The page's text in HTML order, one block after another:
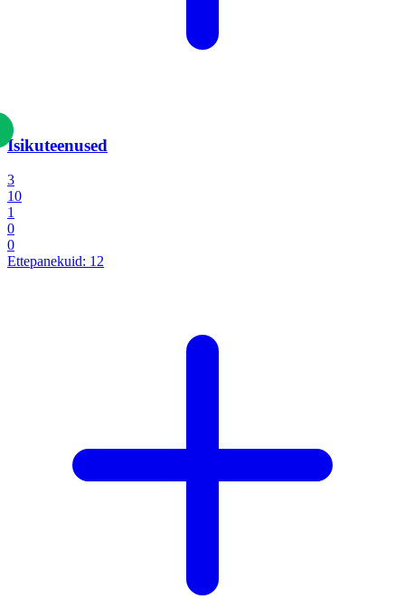
Isikuteenused
3
10
1
0
0
Ettepanekuid: 12